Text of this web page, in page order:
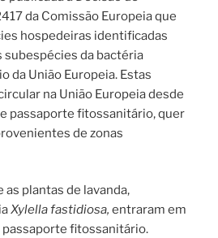
da Comissão Europeia que
hospedeiras identificadas
da bactéria
da União Europeia. Estas
na União Europeia desde
passaporte fitossanitário, quer
de zonas
as plantas de lavanda,
Xylella fastidiosa, entraram em
passaporte fitossanitário.